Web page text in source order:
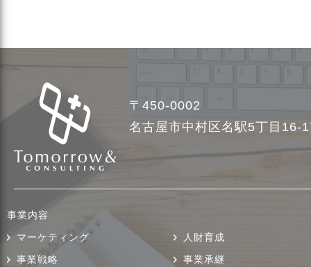
〒450-0002
名古屋市中村区名駅5丁目
事業内容
マーケティング
人財育成
事業戦略
事業承継